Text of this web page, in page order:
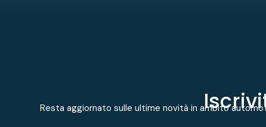
Resta aggiornato sulle ultime novità in ambito